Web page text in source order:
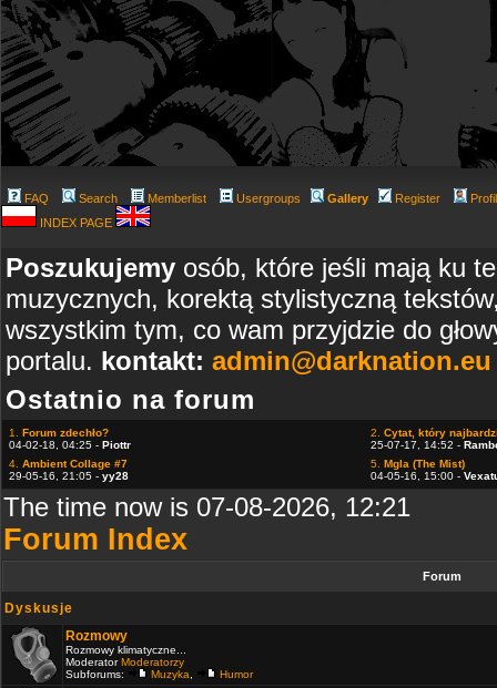
FAQ Search Memberlist Usergroups Gallery Register
INDEX PAGE
Poszukujemy osób, które jeśli mają ku
muzycznych, korektą stylistyczną
wszystkim tym, co wam przyjdzie do
portalu. kontakt: admin@darknation.eu
Ostatnio na forum
1. Forum zdechło?
04-02-18, 04:25 - Piottr
2. Cytat, który
25-07-17, 14:52 -
4. Ambient Collage #7
29-05-16, 21:05 - yy28
5. Mgla (The Mist)
04-05-16, 15:00 -
The time now is 07-08-2026, 12:21
Forum Index
Forum
Dyskusje
Rozmowy
Rozmowy klimatyczne...
ModeratorModeratorzy
Subforums:
Muzyka Humor